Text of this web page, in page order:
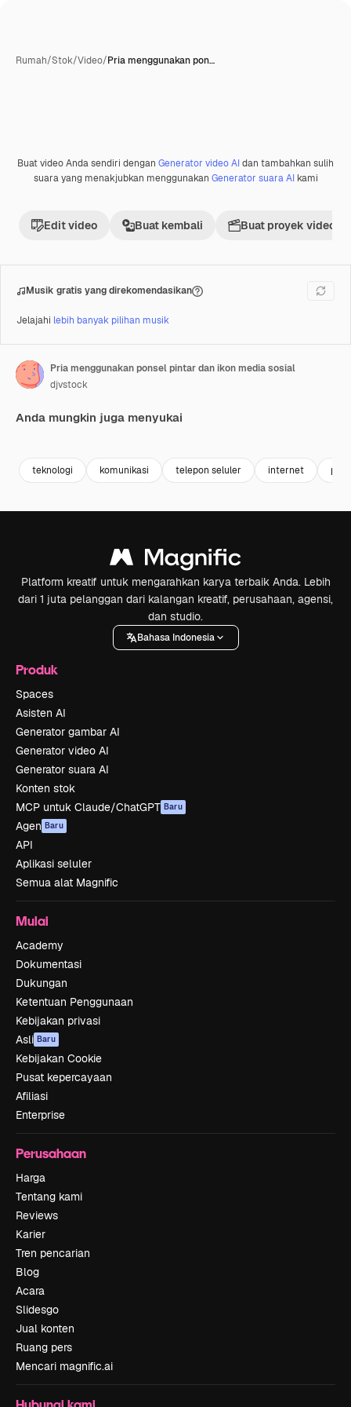
Rumah/Stok/Video/Pria menggunakan pon…
Premium
Buat video Anda sendiri dengan Generator video AIdan tambahkan sulih
suara yang menakjubkan menggunakan Generator suara AIkami
Edit video Buat kembali Buat proyek video
Musik gratis yang direkomendasikan
Jelajahi lebih banyak pilihan musik
Pria menggunakan ponsel pintar dan ikon media sosial
djvstock
Anda mungkin juga menyukai
teknologi komunikasi telepon seluler internet
Platform kreatif untuk mengarahkan karya terbaik Anda. Lebih
dari 1 juta pelanggan dari kalangan kreatif, perusahaan, agensi,
dan studio.
Bahasa Indonesia
Produk
Spaces
Asisten AI
Generator gambar AI
Generator video AI
Generator suara AI
Konten stok
MCP untuk Claude/ChatGPT Baru
Agen Baru
API
Aplikasi seluler
Semua alat Magnific
Mulai
Academy
Dokumentasi
Dukungan
Ketentuan Penggunaan
Kebijakan privasi
Asli Baru
Kebijakan Cookie
Pusat kepercayaan
Afiliasi
Enterprise
Perusahaan
Harga
Tentang kami
Reviews
Karier
Tren pencarian
Blog
Acara
Slidesgo
Jual konten
Ruang pers
Mencari magnific.ai